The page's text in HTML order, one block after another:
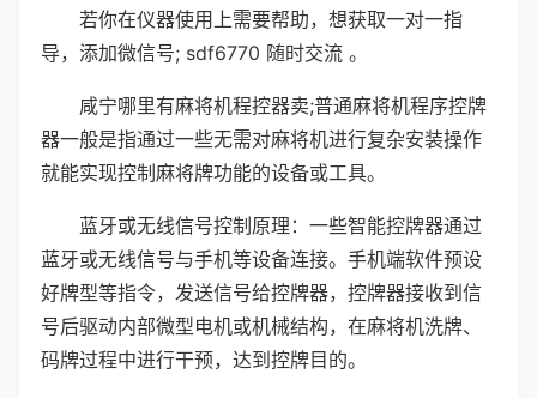
若你在仪器使用上需要帮助，想获取一对一指
导，添加微信号; sdf6770 随时交流 。
咸宁哪里有麻将机程控器卖;普通麻将机程序控牌
器一般是指通过一些无需对麻将机进行复杂安装操作
就能实现控制麻将牌功能的设备或工具。
蓝牙或无线信号控制原理：一些智能控牌器通过
蓝牙或无线信号与手机等设备连接。手机端软件预设
好牌型等指令，发送信号给控牌器，控牌器接收到信
号后驱动内部微型电机或机械结构，在麻将机洗牌、
码牌过程中进行干预，达到控牌目的。